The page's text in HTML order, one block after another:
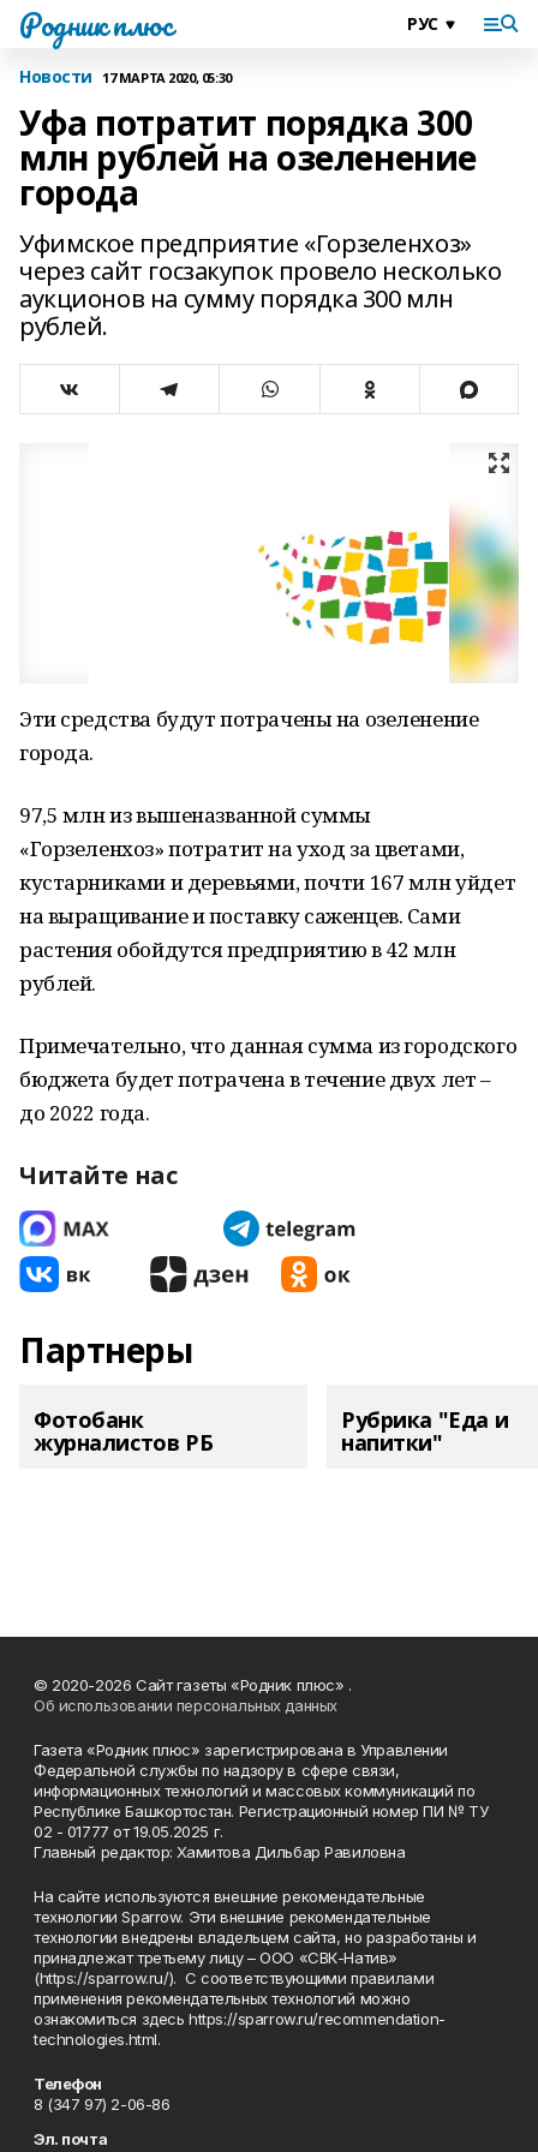
Родник плюс
Новости 17 МАРТА 2020, 05:30
Уфа потратит порядка 300
млн рублей на озеленение
города
Уфимское предприятие «Горзеленхоз»
через сайт госзакупок провело несколько
аукционов на сумму порядка 300 млн
рублей.
Эти средства будут потрачены на озеленение
города.
97,5 млн из вышеназванной суммы
«Горзеленхоз» потратит на уход за цветами,
кустарниками и деревьями, почти 167 млн уйдет
на выращивание и поставку саженцев. Сами
растения обойдутся предприятию в 42 млн
рублей.
Примечательно, что данная сумма из городского
бюджета будет потрачена в течение двух лет –
до 2022 года.
Читайте нас
Партнеры
Фотобанк
журналистов РБ
Рубрика "Еда и
напитки"
© 2020-2026 Сайт газеты «Родник плюс» .
Об использовании персональных данных
Газета «Родник плюс» зарегистрирована в Управлении
Федеральной службы по надзору в сфере связи,
информационных технологий и массовых коммуникаций по
Республике Башкортостан. Регистрационный номер ПИ № ТУ
02 - 01777 от 19.05.2025 г.
Главный редактор: Хамитова Дильбар Равиловна
На сайте используются внешние рекомендательные
технологии Sparrow. Эти внешние рекомендательные
технологии внедрены владельцем сайта, но разработаны и
принадлежат третьему лицу – ООО «СВК-Натив»
(https://sparrow.ru/). С соответствующими правилами
применения рекомендательных технологий можно
ознакомиться здесь https://sparrow.ru/recommendation-
technologies.html.
Телефон
8 (347 97) 2-06-86
Эл. почта